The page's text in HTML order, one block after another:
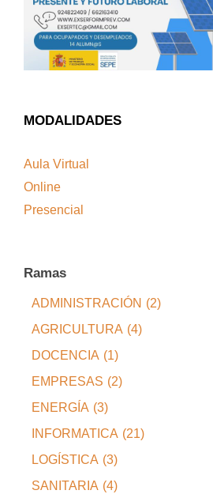
MODALIDADES
Aula Virtual
Online
Presencial
Ramas
ADMINISTRACIÓN (2)
AGRICULTURA (4)
DOCENCIA (1)
EMPRESAS (2)
ENERGÍA (3)
INFORMATICA (21)
LOGÍSTICA (3)
SANITARIA (4)